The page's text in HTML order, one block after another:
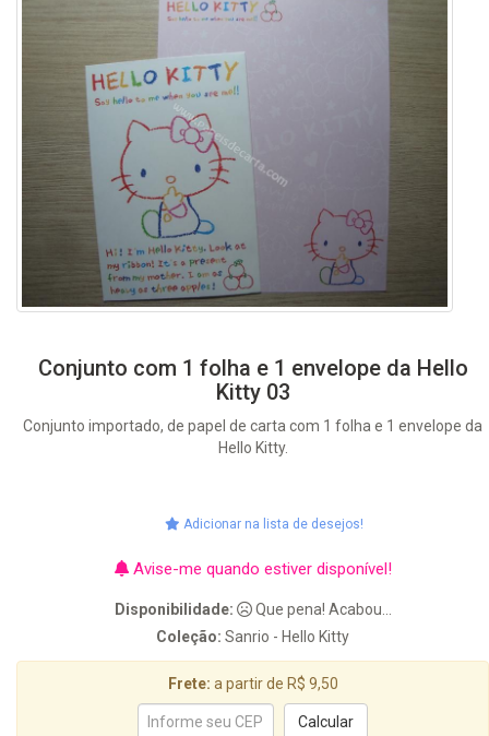
Conjunto com 1 folha e 1 envelope da Hello
Kitty 03
Conjunto importado, de papel de carta com 1 folha e 1 envelope da
Hello Kitty.
Adicionar na lista de desejos!
Avise-me quando estiver disponível!
Disponibilidade:
Que pena! Acabou...
Coleção: Sanrio - Hello Kitty
Frete: a partir de R$ 9,50